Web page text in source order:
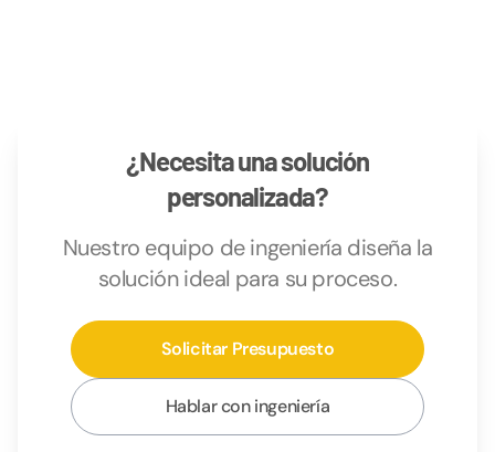
¿Necesita una solución
personalizada?
Nuestro equipo de ingeniería diseña la
solución ideal para su proceso.
Solicitar Presupuesto
Hablar con ingeniería